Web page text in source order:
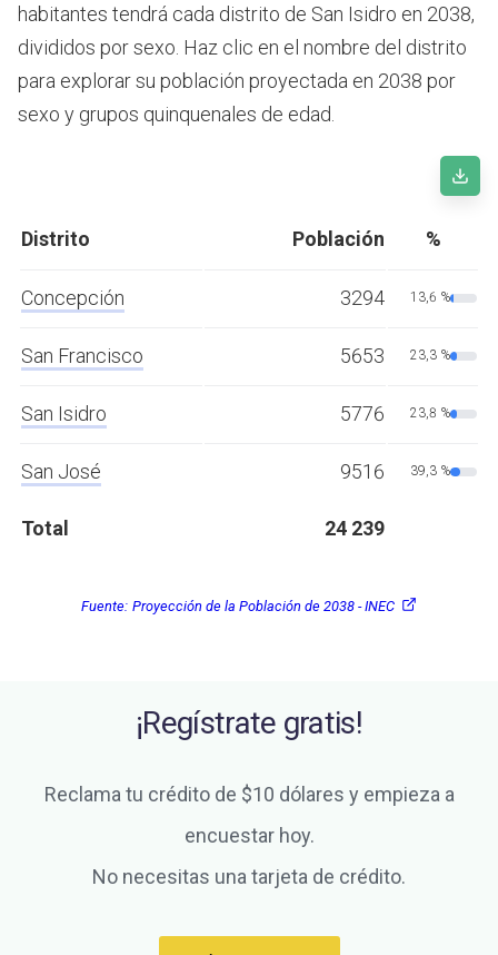
habitantes tendrá cada distrito de San Isidro en 2038,
divididos por sexo. Haz clic en el nombre del distrito
para explorar su población proyectada en 2038 por
sexo y grupos quinquenales de edad.
Distrito Población %
Concepción 3294 13,6 %
San Francisco 5653 23,3 %
San Isidro 5776 23,8 %
San José 9516 39,3 %
Total 24 239
Fuente: Proyección de la Población de 2038 - INEC
¡Regístrate gratis!
Reclama tu crédito de $10 dólares y empieza a
encuestar hoy.
No necesitas una tarjeta de crédito.